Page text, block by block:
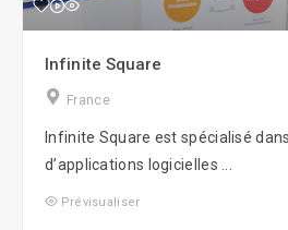
Infinite Square
France
Infinite Square est spécialisé
d’applications logicielles ...
Prévisualiser